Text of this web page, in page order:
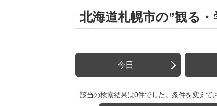
北海道札幌市の”観る
今日
該当の検索結果は0件でした。条件を変えて